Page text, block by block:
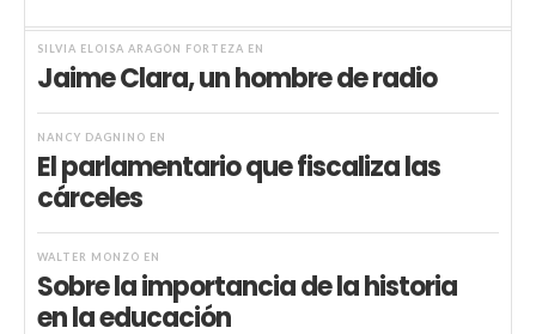
SILVIA ELOISA ARAGÓN FORTEZA EN
Jaime Clara, un hombre de radio
NANCY DAGNINO EN
El parlamentario que fiscaliza las
cárceles
WALTER MONZÓ EN
Sobre la importancia de la historia
en la educación